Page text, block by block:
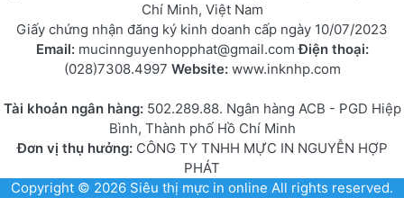
Chí Minh, Việt Nam
Giấy chứng nhận đăng ký kinh doanh cấp ngày 10/07/2023
Email: mucinnguyenhopphat@gmail.comĐiện thoại:
(028)7308.4997 Website: www.inknhp.com
Tài khoản ngân hàng: 502.289.88. Ngân hàng ACB - PGD Hiệp
Bình, Thành phố Hồ Chí Minh
Đơn vị thụ hưởng:CÔNG TY TNHH MỰC IN NGUYỄN HỢP
PHÁT
Copyright © 2026 Siêu thị mực in online All rights reserved.